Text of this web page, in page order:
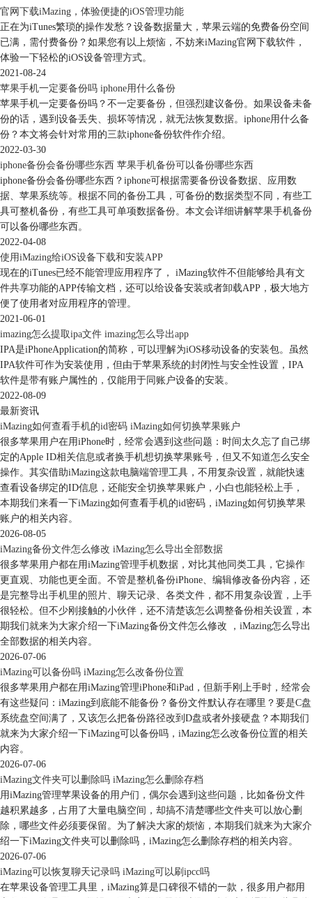
接下来选择之前的备份，再点击右下角的“选择”。
图4：选择设备
进入到恢复选项界面中后，可以在此界面中自定义自己想要恢复的数据、
应用程序，最后点击右下角的“下一步”。
图5：恢复选项
最后关闭苹果手机的“查找我的iPhone”功能，就可以开始恢复备份了。
图6：关闭查找iPhone
以上就是苹果手机怎么备份到电脑上，苹果手机备份的数据怎么恢复的全
部内容。iMazing不仅可以对手机进行备份和恢复，还可以对苹果手机中
的照片、短信、通讯录等功能进行管理和单独备份，大家快去试试吧。如
果大家想要学习更多关于iMazing这款软件的使用教程，可以登陆iMazing
官网下载iMazing，体验便捷的iOS管理功能
正在为iTunes繁琐的操作发愁？设备数据量大，苹果云端的免费备份空间
已满，需付费备份？如果您有以上烦恼，不妨来iMazing官网下载软件，
体验一下轻松的iOS设备管理方式。
2021-08-24
苹果手机一定要备份吗 iphone用什么备份
苹果手机一定要备份吗？不一定要备份，但强烈建议备份。如果设备未备
份的话，遇到设备丢失、损坏等情况，就无法恢复数据。iphone用什么备
份？本文将会针对常用的三款iphone备份软件作介绍。
2022-03-30
iphone备份会备份哪些东西 苹果手机备份可以备份哪些东西
iphone备份会备份哪些东西？iphone可根据需要备份设备数据、应用数
据、苹果系统等。根据不同的备份工具，可备份的数据类型不同，有些工
具可整机备份，有些工具可单项数据备份。本文会详细讲解苹果手机备份
可以备份哪些东西。
2022-04-08
使用iMazing给iOS设备下载和安装APP
现在的iTunes已经不能管理应用程序了， iMazing软件不但能够给具有文
件共享功能的APP传输文档，还可以给设备安装或者卸载APP，极大地方
便了使用者对应用程序的管理。
2021-06-01
imazing怎么提取ipa文件 imazing怎么导出app
IPA是iPhoneApplication的简称，可以理解为iOS移动设备的安装包。虽然
IPA软件可作为安装使用，但由于苹果系统的封闭性与安全性设置，IPA
软件是带有账户属性的，仅能用于同账户设备的安装。
2022-08-09
最新资讯
iMazing如何查看手机的id密码 iMazing如何切换苹果账户
很多苹果用户在用iPhone时，经常会遇到这些问题：时间太久忘了自己绑
定的Apple ID相关信息或者换手机想切换苹果账号，但又不知道怎么安全
操作。其实借助iMazing这款电脑端管理工具，不用复杂设置，就能快速
查看设备绑定的ID信息，还能安全切换苹果账户，小白也能轻松上手，
本期我们来看一下iMazing如何查看手机的id密码，iMazing如何切换苹果
账户的相关内容。
2026-08-05
iMazing备份文件怎么修改 iMazing怎么导出全部数据
很多苹果用户都在用iMazing管理手机数据，对比其他同类工具，它操作
更直观、功能也更全面。不管是整机备份iPhone、编辑修改备份内容，还
是完整导出手机里的照片、聊天记录、各类文件，都不用复杂设置，上手
很轻松。但不少刚接触的小伙伴，还不清楚该怎么调整备份相关设置，本
期我们就来为大家介绍一下iMazing备份文件怎么修改 ，iMazing怎么导出
全部数据的相关内容。
2026-07-06
iMazing可以备份吗 iMazing怎么改备份位置
很多苹果用户都在用iMazing管理iPhone和iPad，但新手刚上手时，经常会
有这些疑问：iMazing到底能不能备份？备份文件默认存在哪里？要是C盘
系统盘空间满了，又该怎么把备份路径改到D盘或者外接硬盘？本期我们
就来为大家介绍一下iMazing可以备份吗，iMazing怎么改备份位置的相关
内容。
2026-07-06
iMazing文件夹可以删除吗 iMazing怎么删除存档
用iMazing管理苹果设备的用户们，偶尔会遇到这些问题，比如备份文件
越积累越多，占用了大量电脑空间，却搞不清楚哪些文件夹可以放心删
除，哪些文件必须要保留。为了解决大家的烦恼，本期我们就来为大家介
绍一下iMazing文件夹可以删除吗，iMazing怎么删除存档的相关内容。
2026-07-06
iMazing可以恢复聊天记录吗 iMazing可以刷ipcc吗
在苹果设备管理工具里，iMazing算是口碑很不错的一款，很多用户都用